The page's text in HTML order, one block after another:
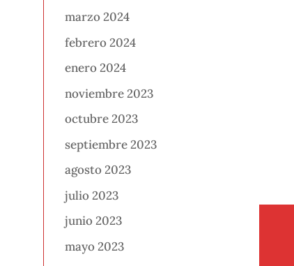
marzo 2024
febrero 2024
enero 2024
noviembre 2023
octubre 2023
septiembre 2023
agosto 2023
julio 2023
junio 2023
mayo 2023